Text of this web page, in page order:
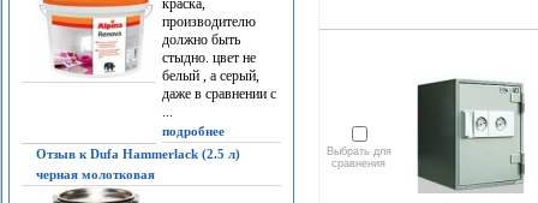
краска,
производителю
должно быть
стыдно. цвет не
белый , а серый,
даже в сравнении с
...
подробнее
Отзыв к Dufa Hammerlack (2.5 л)
черная молотковая
Выбрать для
сравнения